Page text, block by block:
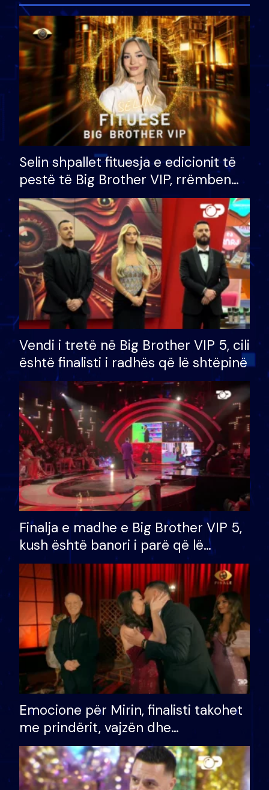
Selin shpallet fituesja e edicionit të
pestë të Big Brother VIP, rrëmben
çmimin e madh prej 100 mijë eurosh
Vendi i tretë në Big Brother VIP 5, cili
është finalisti i radhës që lë shtëpinë
Finalja e madhe e Big Brother VIP 5,
kush është banori i parë që lë
shtëpinë dhe humb mundësinë për
të fituar çmimin e madh
Emocione për Mirin, finalisti takohet
me prindërit, vajzën dhe
bashkëshorten: S’kemi ndonjë letër
divorci apo jo?